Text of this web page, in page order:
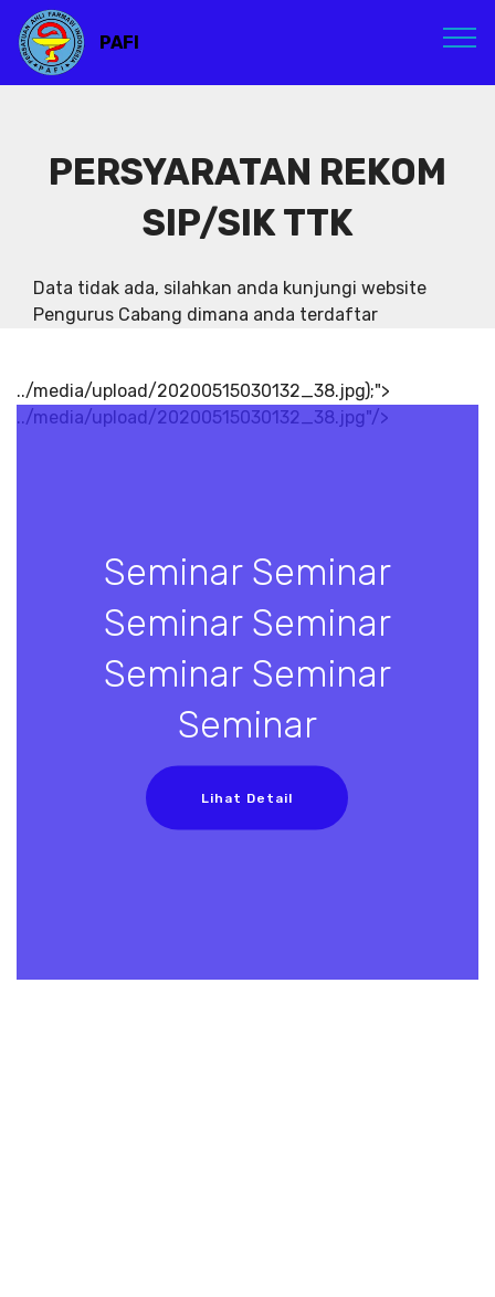
PAFI
PERSYARATAN REKOM
SIP/SIK TTK
Data tidak ada, silahkan anda kunjungi website
Pengurus Cabang dimana anda terdaftar
../media/upload/20200515030132_38.jpg);">
../media/upload/20200515030132_38.jpg"/>
Seminar Seminar
Seminar Seminar
Seminar Seminar
Seminar
Lihat Detail